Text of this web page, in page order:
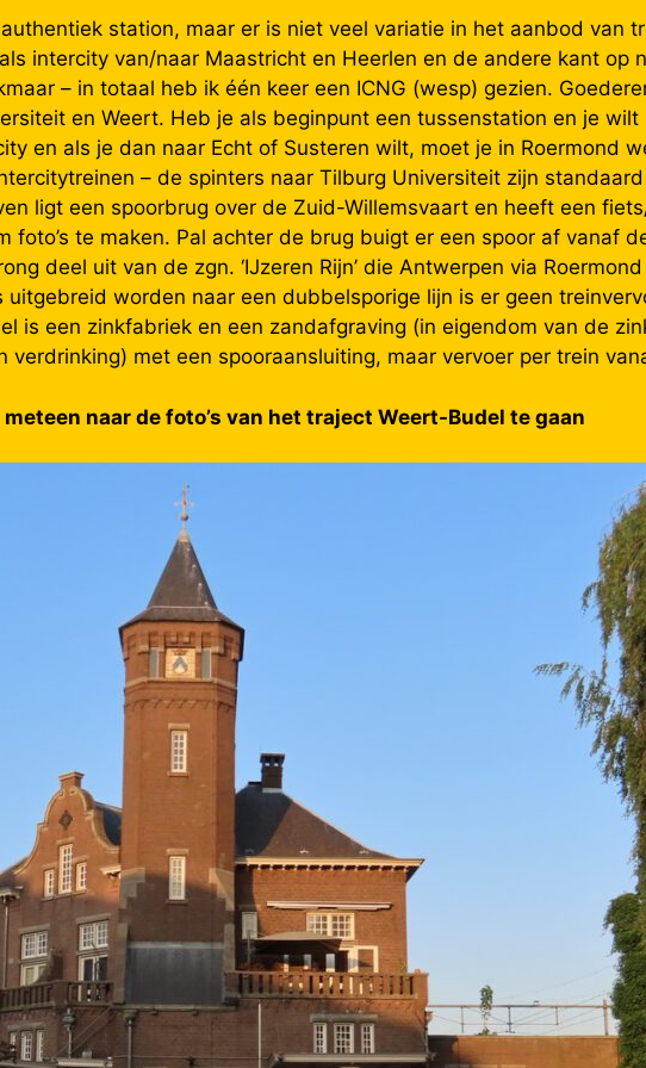
station, maar er is niet veel variatie in het aanbod van
intercity van/naar Maastricht en Heerlen en de andere kant op
– in totaal heb ik één keer een ICNG (wesp) gezien.
en Weert. Heb je als beginpunt een tussenstation en je wilt
en als je dan naar Echt of Susteren wilt, moet je in Roermond
– de spinters naar Tilburg Universiteit zijn
ligt een spoorbrug over de Zuid-Willemsvaart en heeft een
te maken. Pal achter de brug buigt er een spoor af vanaf
deel uit van de zgn. ‘IJzeren Rijn’ die Antwerpen via
worden naar een dubbelsporige lijn is er geen
is een zinkfabriek en een zandafgraving (in eigendom van de
met een spooraansluiting, maar vervoer per trein
meteen naar de foto’s van het traject Weert-Budel te gaan